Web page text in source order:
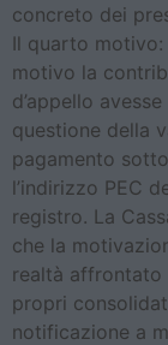
concreto dei
Il quarto motivo:
motivo la
d’appello
questione della
pagamento
l’indirizzo PEC
registro. La
che la
realtà affrontato
propri
notificazione a